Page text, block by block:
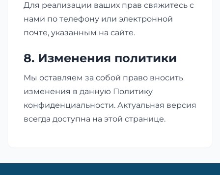
Для реализации ваших прав свяжитесь с
нами по телефону или электронной
почте, указанным на сайте.
8. Изменения политики
Мы оставляем за собой право вносить
изменения в данную Политику
конфиденциальности. Актуальная версия
всегда доступна на этой странице.